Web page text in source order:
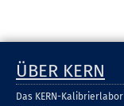
ÜBER KERN
Das KERN-Kalibrierlabor